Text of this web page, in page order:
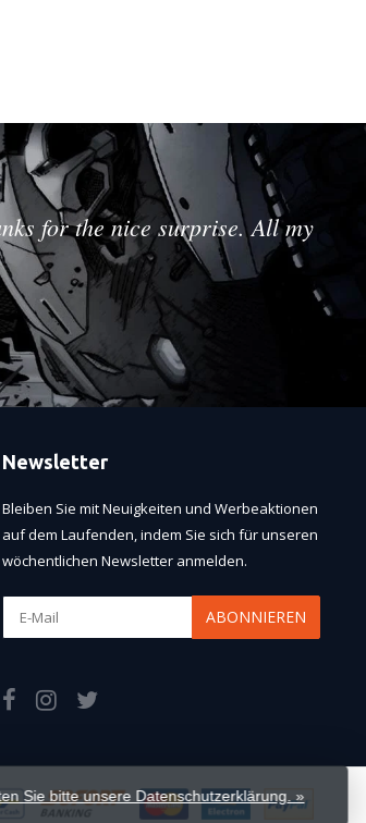
for the nice surprise. All my
Newsletter
Bleiben Sie mit Neuigkeiten und Werbeaktionen
auf dem Laufenden, indem Sie sich für unseren
wöchentlichen Newsletter anmelden.
ABONNIEREN
Sie bitte unsere Datenschutzerklärung. »